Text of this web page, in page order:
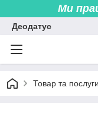
Ми
Деодатус
Товар та послуги